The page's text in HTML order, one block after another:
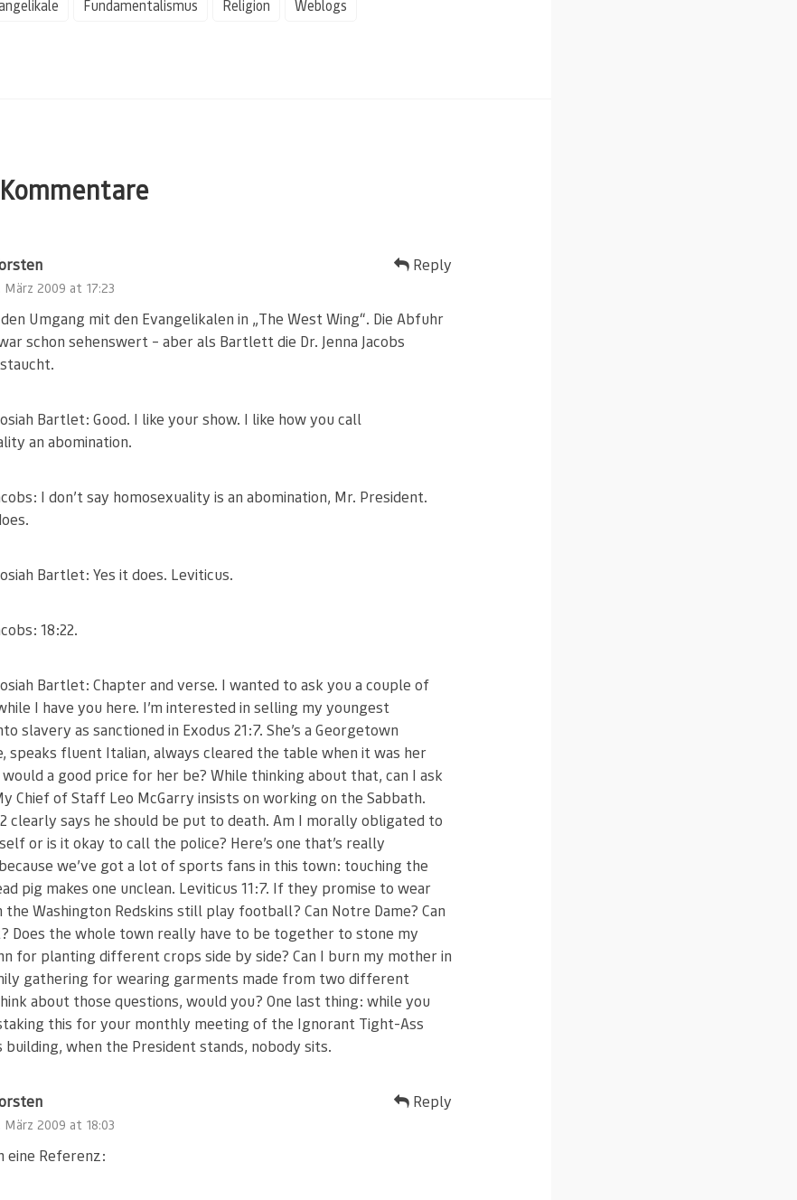
Fundamentalismus Religion Weblogs
März 2009 at 17:23
Umgang mit den Evangelikalen in „The West Wing“. Die Abfuhr
schon sehenswert – aber als Bartlett die Dr. Jenna Jacobs
Bartlet: Good. I like your show. I like how you call
an abomination.
I don’t say homosexuality is an abomination, Mr. President.
Bartlet: Yes it does. Leviticus.
18:22.
Bartlet: Chapter and verse. I wanted to ask you a couple of
I have you here. I’m interested in selling my youngest
slavery as sanctioned in Exodus 21:7. She’s a Georgetown
speaks fluent Italian, always cleared the table when it was her
a good price for her be? While thinking about that, can I ask
Chief of Staff Leo McGarry insists on working on the Sabbath.
clearly says he should be put to death. Am I morally obligated to
or is it okay to call the police? Here’s one that’s really
we’ve got a lot of sports fans in this town: touching the
pig makes one unclean. Leviticus 11:7. If they promise to wear
the Washington Redskins still play football? Can Notre Dame? Can
Does the whole town really have to be together to stone my
for planting different crops side by side? Can I burn my mother in
gathering for wearing garments made from two different
about those questions, would you? One last thing: while you
this for your monthly meeting of the Ignorant Tight-Ass
building, when the President stands, nobody sits.
Reply
März 2009 at 18:03
eine Referenz:
Reply